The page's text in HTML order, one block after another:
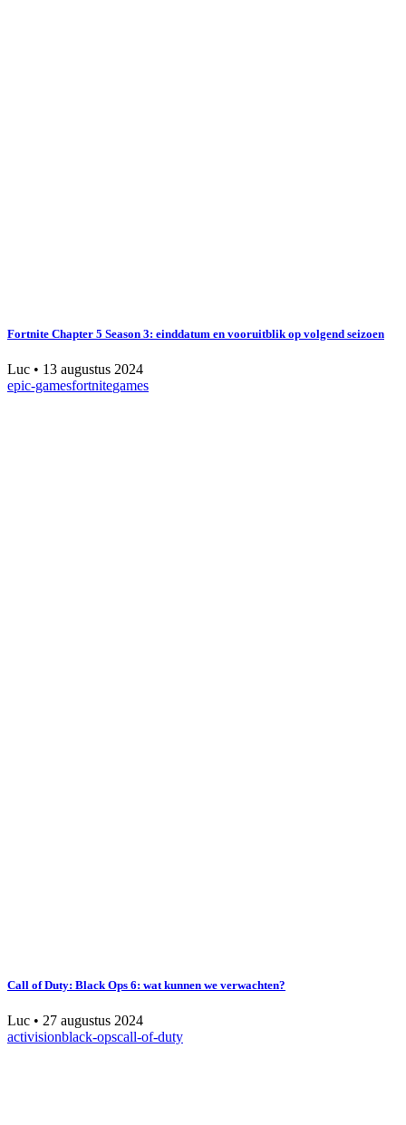
Fortnite Chapter 5 Season 3: einddatum en vooruitblik op volgend seizoen
Luc • 13 augustus 2024
epic-gamesfortnitegames
Call of Duty: Black Ops 6: wat kunnen we verwachten?
Luc • 27 augustus 2024
activisionblack-opscall-of-duty